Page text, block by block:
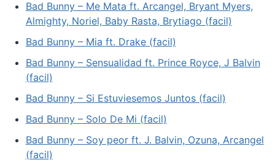
Bad Bunny – Me Mata ft. Arcangel, Bryant Myers,
Almighty, Noriel, Baby Rasta, Brytiago (facil)
Bad Bunny – Mia ft. Drake (facil)
Bad Bunny – Sensualidad ft. Prince Royce, J Balvin
(facil)
Bad Bunny – Si Estuviesemos Juntos (facil)
Bad Bunny – Solo De Mi (facil)
Bad Bunny – Soy peor ft. J. Balvin, Ozuna, Arcangel
(facil)